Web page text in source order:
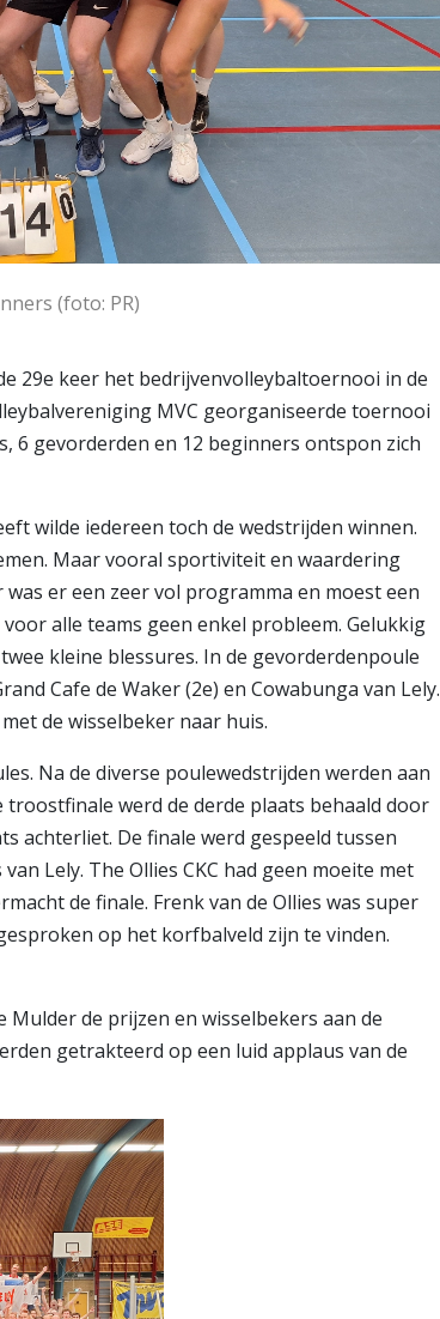
(foto: PR)
29e keer het bedrijvenvolleybaltoernooi in de
MVC georganiseerde toernooi
6 gevorderden en 12 beginners ontspon zich
wilde iedereen toch de wedstrijden winnen.
Maar vooral sportiviteit en waardering
er een zeer vol programma en moest een
alle teams geen enkel probleem. Gelukkig
kleine blessures. In de gevorderdenpoule
Cafe de Waker (2e) en Cowabunga van Lely.
de wisselbeker naar huis.
Na de diverse poulewedstrijden werden aan
troostfinale werd de derde plaats behaald door
achterliet. De finale werd gespeeld tussen
Lely. The Ollies CKC had geen moeite met
de finale. Frenk van de Ollies was super
op het korfbalveld zijn te vinden.
de prijzen en wisselbekers aan de
getrakteerd op een luid applaus van de